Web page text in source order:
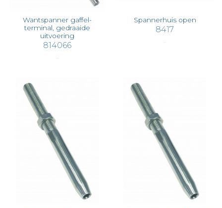
Wantspanner gaffel-
terminal, gedraaide
uitvoering
814066
Spannerhuis open
8417